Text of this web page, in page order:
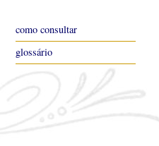
como consultar
glossário